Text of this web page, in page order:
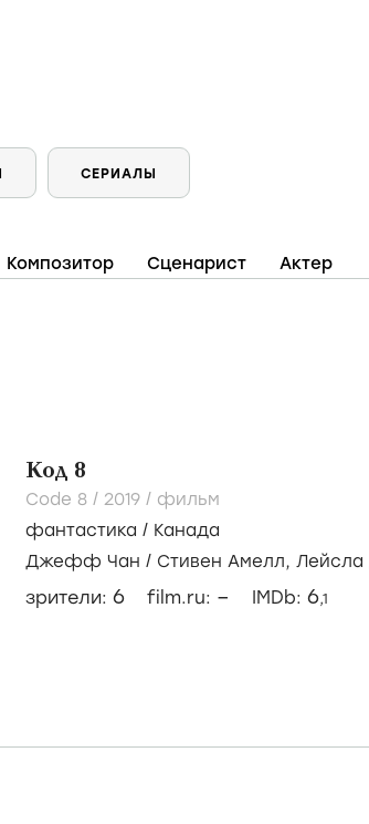
СЕРИАЛЫ
Композитор Сценарист Актер
Код 8
Code 8 / 2019 / фильм
фантастика / Канада
Джефф Чан / Стивен Амелл, Лейсла
зрители: 6 film.ru: – IMDb: 6,1